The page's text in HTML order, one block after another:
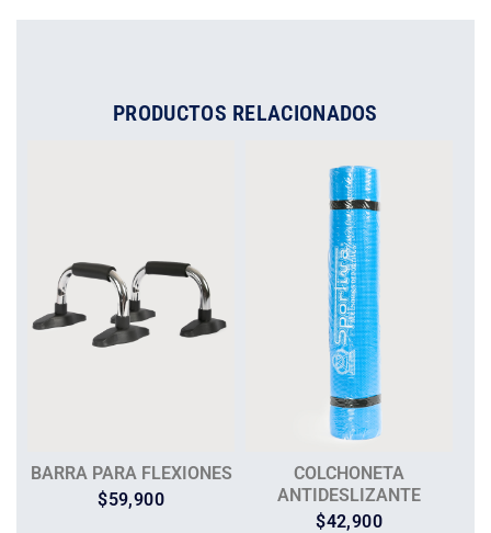
PRODUCTOS RELACIONADOS
BARRA PARA FLEXIONES
$59,900
COLCHONETA
ANTIDESLIZANTE
$42,900